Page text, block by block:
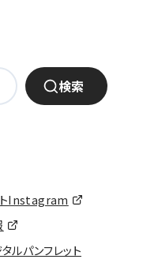
検索
トInstagram
ルパンフレット